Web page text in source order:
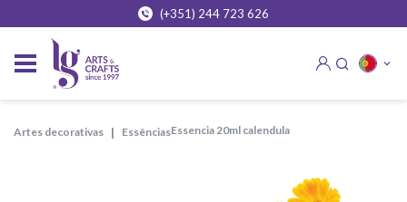
(+351) 244 723 626
artes decorativas essências essencia 20ml calendula